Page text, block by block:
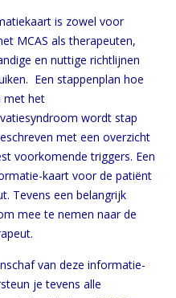
is zowel voor
MCAS als therapeuten,
en nuttige richtlijnen
Een stappenplan hoe
met het
wordt stap
met een overzicht
voorkomende triggers. Een
kaart voor de patiënt
Tevens een belangrijk
mee te nemen naar de
van deze informatie-
je tevens alle